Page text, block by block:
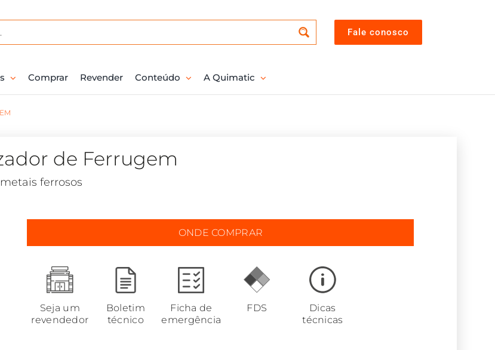
Fale conosco
Comprar Revender Conteúdo A Quimatic
de Ferrugem
ferrosos
ONDE COMPRAR
Seja um
revendedor
Boletim
técnico
Ficha de
emergência
FDS
Dicas
técnicas